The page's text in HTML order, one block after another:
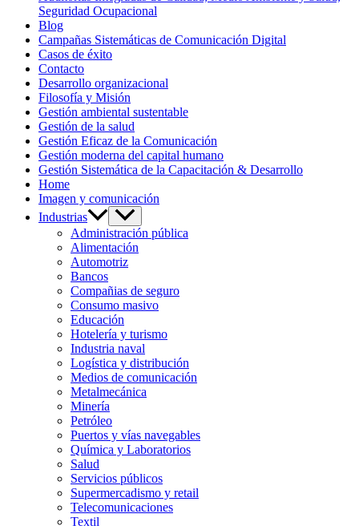
Seguridad Ocupacional
Blog
Campañas Sistemáticas de Comunicación Digital
Casos de éxito
Contacto
Desarrollo organizacional
Filosofía y Misión
Gestión ambiental sustentable
Gestión de la salud
Gestión Eficaz de la Comunicación
Gestión moderna del capital humano
Gestión Sistemática de la Capacitación & Desarrollo
Home
Imagen y comunicación
Industrias
Administración pública
Alimentación
Automotriz
Bancos
Compañias de seguro
Consumo masivo
Educación
Hotelería y turismo
Industria naval
Logística y distribución
Medios de comunicación
Metalmecánica
Minería
Petróleo
Puertos y vías navegables
Química y Laboratorios
Salud
Servicios públicos
Supermercadismo y retail
Telecomunicaciones
Textil